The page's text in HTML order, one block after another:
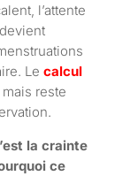
l’attente
Le calcul
reste
la crainte
ce